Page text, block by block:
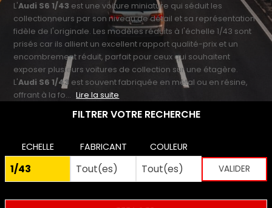
L'Audi S6 1/43 est une voiture miniature qui séduit les
collectionneurs par son niveau de détail et sa représentation
fidèle de l'originale. Les modèles réduits à l'échelle 1/43 sont
prisés car ils allient un excellent rapport qualité-prix et un
encombrement réduit, parfait pour ceux qui souhaitent
exposer plusieurs voitures de collection sur une étagère.
L'Audi S6 1/43 est souvent fabriquée en métal ou en résine,
offrant à la fo... Lire la suite
FILTRER VOTRE RECHERCHE
ECHELLE FABRICANT COULEUR